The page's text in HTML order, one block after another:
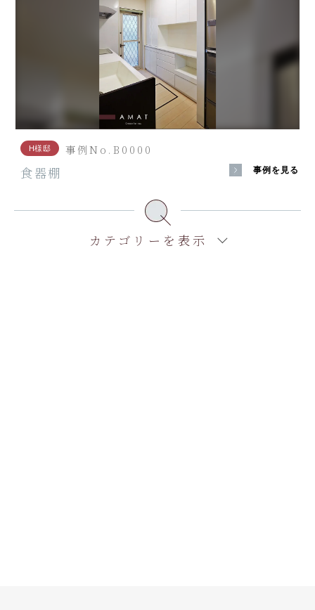
H様邸 事例No.B0000
食器棚 事例を見る
カテゴリーを表示